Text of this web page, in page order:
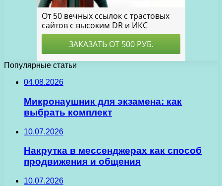
Популярные статьи
04.08.2026
Микронаушник для экзамена: как
выбрать комплект
10.07.2026
Накрутка в мессенджерах как способ
продвижения и общения
10.07.2026